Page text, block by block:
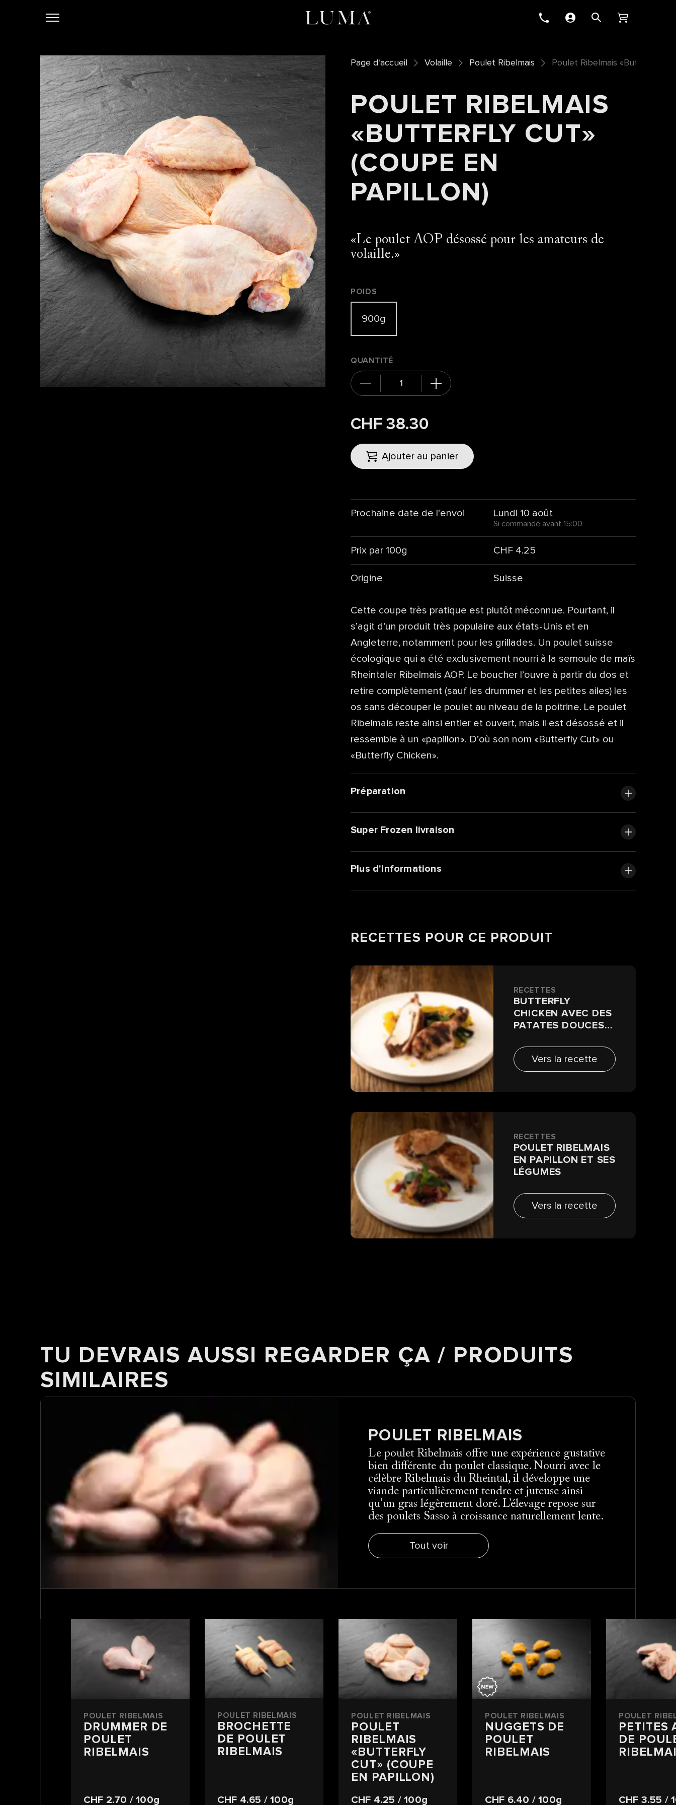
Page d'accueil Volaille Poulet Ribelmais Poulet Ribelmais «Butterfly
POULET RIBELMAIS
«BUTTERFLY CUT»
(COUPE EN
PAPILLON)
Le poulet AOP désossé pour les amateurs de
volaille.
POIDS
900g
QUANTITÉ
CHF 38.30
Ajouter au panier
Prochaine date de l'envoi Lundi 10 août
Si commandé avant 15:00
Prix par 100g CHF 4.25
Origine Suisse
Cette coupe très pratique est plutôt méconnue. Pourtant, il
s’agit d’un produit très populaire aux états-Unis et en
Angleterre, notamment pour les grillades. Un poulet suisse
écologique qui a été exclusivement nourri à la semoule de maïs
Rheintaler Ribelmais AOP. Le boucher l’ouvre à partir du dos et
retire complètement (sauf les drummer et les petites ailes) les
os sans découper le poulet au niveau de la poitrine. Le poulet
Ribelmais reste ainsi entier et ouvert, mais il est désossé et il
ressemble à un «papillon». D’où son nom «Butterfly Cut» ou
«Butterfly Chicken».
Préparation
Super Frozen livraison
Plus d'informations
RECETTES POUR CE PRODUIT
RECETTES
BUTTERFLY
CHICKEN AVEC DES
PATATES DOUCES
DE PRINTEMPS
GRILLÉSVers la recette
RECETTES
POULET RIBELMAIS
EN PAPILLON ET SES
LÉGUMES
Vers la recette
TU DEVRAIS AUSSI REGARDER ÇA / PRODUITS
SIMILAIRES
POULET RIBELMAIS
Le poulet Ribelmais offre une expérience gustative
bien différente du poulet classique. Nourri avec le
célèbre Ribelmais du Rheintal, il développe une
viande particulièrement tendre et juteuse ainsi
qu’un gras légèrement doré. L’élevage repose sur
des poulets Sasso à croissance naturellement lente.
Tout voir
POULET RIBELMAIS
DRUMMER DE
POULET
RIBELMAIS
CHF 2.70 / 100g
POULET RIBELMAIS
BROCHETTE
DE POULET
RIBELMAIS
CHF 4.65 / 100g
POULET RIBELMAIS
POULET
RIBELMAIS
«BUTTERFLY
CUT» (COUPE
EN PAPILLON)
CHF 4.25 / 100g
POULET RIBELMAIS
NUGGETS DE
POULET
RIBELMAIS
CHF 6.40 / 100g
POULET
PETITES
DE
CHF 3.55 /